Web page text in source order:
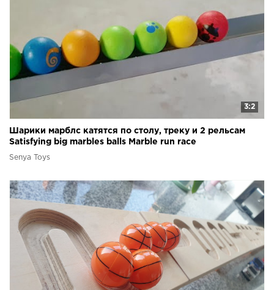
3:2
Шарики марблс катятся по столу, треку и 2 рельсам
Satisfying big marbles balls Marble run race
Senya Toys